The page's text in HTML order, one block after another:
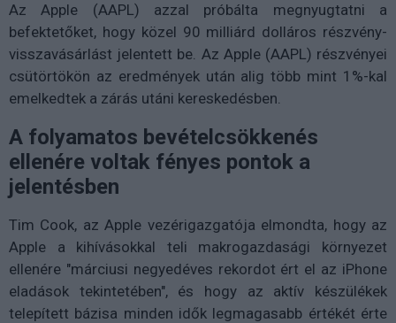
Az Apple (AAPL) azzal próbálta megnyugtatni a
befektetőket, hogy közel 90 milliárd dolláros részvény-
visszavásárlást jelentett be. Az Apple (AAPL) részvényei
csütörtökön az eredmények után alig több mint 1%-kal
emelkedtek a zárás utáni kereskedésben.
A folyamatos bevételcsökkenés
ellenére voltak fényes pontok a
jelentésben
Tim Cook, az Apple vezérigazgatója elmondta, hogy az
Apple a kihívásokkal teli makrogazdasági környezet
ellenére "márciusi negyedéves rekordot ért el az iPhone
eladások tekintetében", és hogy az aktív készülékek
telepített bázisa minden idők legmagasabb értékét érte